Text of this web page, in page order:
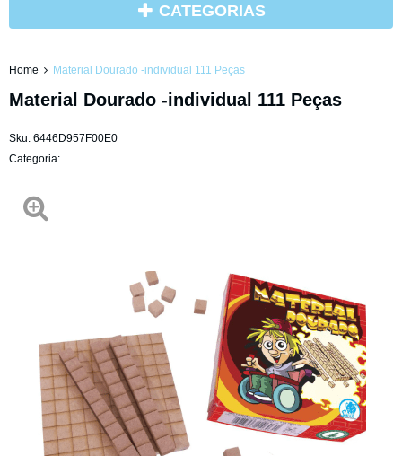
CATEGORIAS
Home Material Dourado -individual 111 Peças
Material Dourado -individual 111 Peças
Sku: 6446D957F00E0
Categoria: